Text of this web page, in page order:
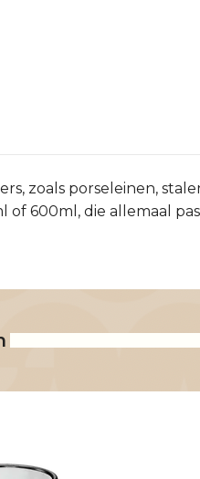
zoals porseleinen,
600ml, die allemaal